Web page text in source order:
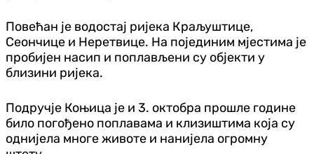
Повећан је водостај ријека Краљуштице,
Сеончице и Неретвице. На појединим мјестима је
пробијен насип и поплављени су објекти у
близини ријека.
Подручје Коњица је и 3. октобра прошле године
било погођено поплавама и клизиштима која су
однијела многе животе и нанијела огромну